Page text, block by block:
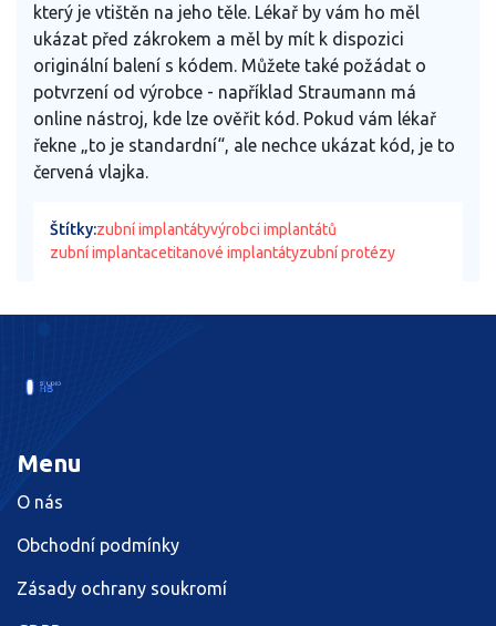
který je vtištěn na jeho těle. Lékař by vám ho měl
ukázat před zákrokem a měl by mít k dispozici
originální balení s kódem. Můžete také požádat o
potvrzení od výrobce - například Straumann má
online nástroj, kde lze ověřit kód. Pokud vám lékař
řekne „to je standardní“, ale nechce ukázat kód, je to
červená vlajka.
Štítky:zubní implantátyvýrobci implantátů
zubní implantacetitanové implantátyzubní protézy
Menu
O nás
Obchodní podmínky
Zásady ochrany soukromí